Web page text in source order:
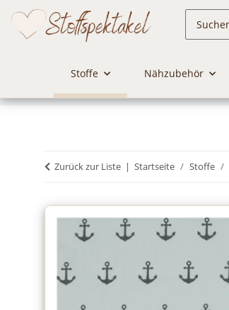
Stoffe Nähzubehör
Zurück zur Liste Startseite Stoffe